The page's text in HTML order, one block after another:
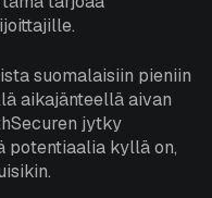
suomalaisiin pieniin
aikajänteellä aivan
jytky
potentiaalia kyllä on,